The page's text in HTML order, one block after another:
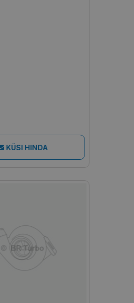
KÜSI HINDA